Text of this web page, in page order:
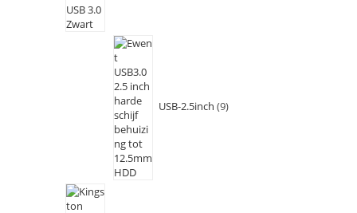
USB-2.5inch 9